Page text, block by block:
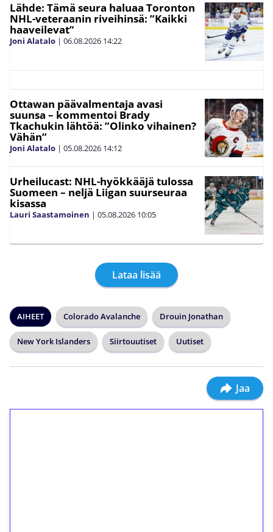
Lähde: Tämä seura haluaa Toronton
NHL-veteraanin riveihinsä: ”Kaikki
haaveilevat”
Joni Alatalo | 06.08.2026 14:22
Ottawan päävalmentaja avasi
suunsa – kommentoi Brady
Tkachukin lähtöä: ”Olinko vihainen?
Vähän”
Joni Alatalo | 05.08.2026 14:12
Urheilucast: NHL-hyökkääjä tulossa
Suomeen – neljä Liigan suurseuraa
kisassa
Lauri Saastamoinen | 05.08.2026 10:05
Lataa lisää
AIHEET Colorado Avalanche Drouin Jonathan
New York Islanders Siirtouutiset Uutiset
Jaa